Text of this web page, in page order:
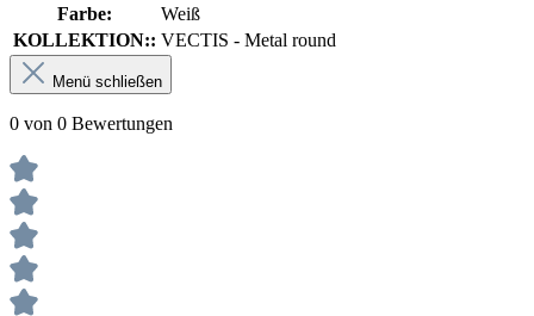
Farbe:
Weiß
KOLLEKTION:: VECTIS - Metal round
Menü schließen
0 von 0 Bewertungen